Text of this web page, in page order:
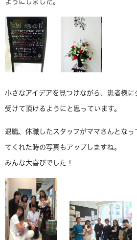
ようにしました。
小さなアイデアを見つけながら、患者様に
受けて頂けるようにと思っています。
退職、休職したスタッフがママさんとな
てくれた時の写真もアップしますね。
みんな大喜びでした！